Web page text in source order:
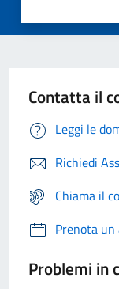
Contatta il
Leggi le
Richiedi
Chiama il
Prenota
Problemi in